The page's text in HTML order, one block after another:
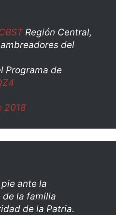
Región Central,
del
Programa de
2018
ante la
de la familia
de la Patria.